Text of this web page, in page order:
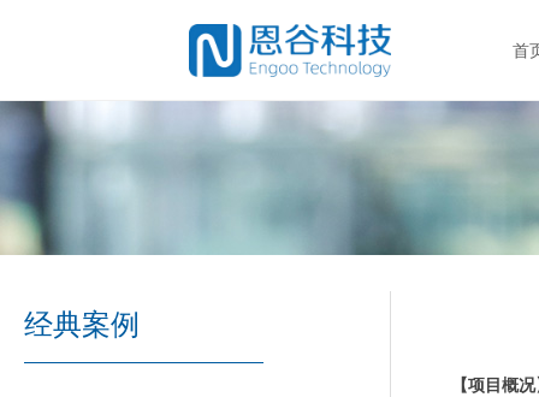
首
经典案例
【项目概